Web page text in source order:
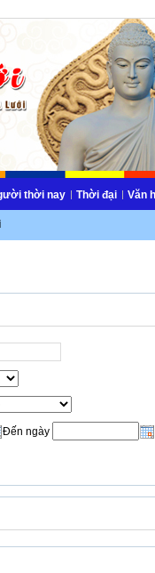
thời nay Thời đại Văn
Đến ngày